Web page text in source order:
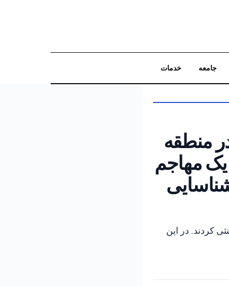
جامعه خدمات
جستجو
منطقه
یک مهاجم
کردند. در این